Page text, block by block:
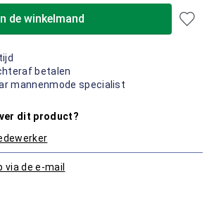
de winkelmand
betalen
mannenmode specialist
dit product?
via de e-mail